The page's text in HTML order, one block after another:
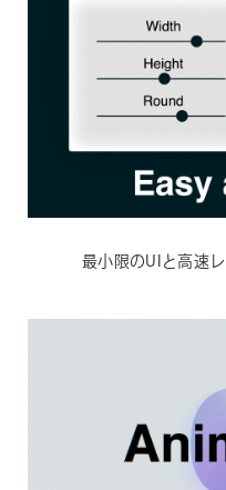
最小限のUIと高速